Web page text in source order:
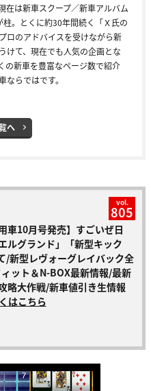
在は新車スクープ／新車アルバム
。とくに約30年間続く「Ｘ氏の
ロのアドバイスを受けながら新
けて、現在でも人気の企画とな
の新車を豊富なページ数で紹介
らではです。
へ
vol.
805
車10月号発売】すごいぜ日
ルグランド」「新型キック
/新型レヴォーグレイバック全
ット＆N-BOX最新情報/最新
略大作戦/新車値引き生情報
はこちら